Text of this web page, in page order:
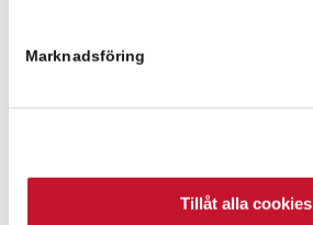
Marknadsföring
Tillåt alla cookies
Nosli AB förvärvar